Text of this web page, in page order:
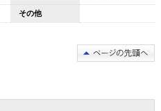
その他